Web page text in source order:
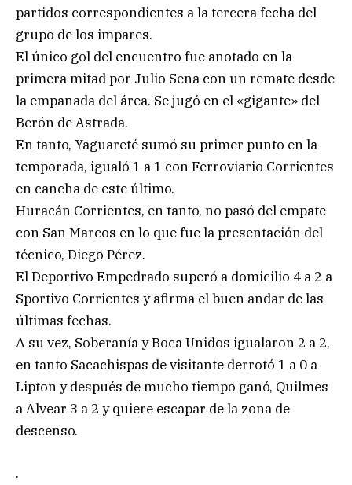
partidos correspondientes a la tercera fecha del
grupo de los impares.
El único gol del encuentro fue anotado en la
primera mitad por Julio Sena con un remate desde
la empanada del área. Se jugó en el «gigante» del
Berón de Astrada.
En tanto, Yaguareté sumó su primer punto en la
temporada, igualó 1 a 1 con Ferroviario Corrientes
en cancha de este último.
Huracán Corrientes, en tanto, no pasó del empate
con San Marcos en lo que fue la presentación del
técnico, Diego Pérez.
El Deportivo Empedrado superó a domicilio 4 a 2 a
Sportivo Corrientes y afirma el buen andar de las
últimas fechas.
A su vez, Soberanía y Boca Unidos igualaron 2 a 2,
en tanto Sacachispas de visitante derrotó 1 a 0 a
Lipton y después de mucho tiempo ganó, Quilmes
a Alvear 3 a 2 y quiere escapar de la zona de
descenso.
.